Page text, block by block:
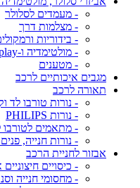
- מעמדים לסלולר
- מצלמות דרך
- בידוריות
- מולטימדיה ו-Carplay
- מטענים
מגבים איכותיים לרכב
תאורה לרכב
- נורות טורבו לד
- נורות PHILIPS
- מתאמים לטורבו
- נורות חנייה,
אבזור לחניית הרכב
- כיסויים
- מחסומי חנייה